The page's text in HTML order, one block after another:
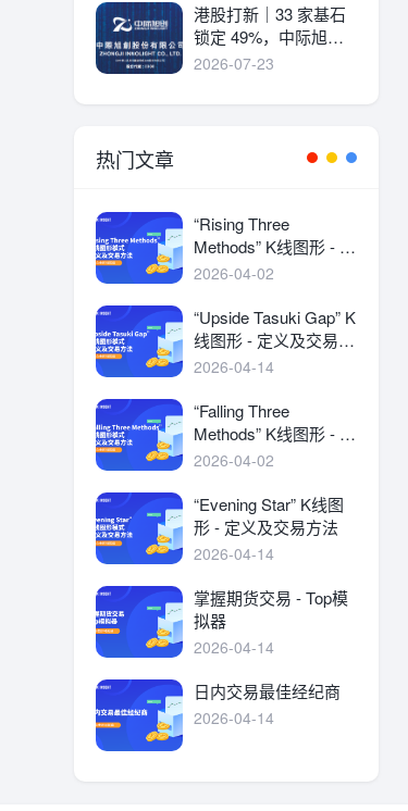
港股打新｜33 家基石
锁定 49%，中际旭创
详细申购分析！
2026-07-23
热门文章
“Rising Three
Methods” K线图形 - 定
义及交易方法
2026-04-02
“Upside Tasuki Gap” K
线图形 - 定义及交易方
法
2026-04-14
“Falling Three
Methods” K线图形 - 定
义及交易方法
2026-04-02
“Evening Star” K线图
形 - 定义及交易方法
2026-04-14
掌握期货交易 - Top模
拟器
2026-04-14
日内交易最佳经纪商
2026-04-14